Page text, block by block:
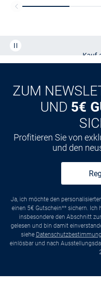
ZUM
UND 5€
Profitieren Sie von
und den
Ja, ich möchte den
einen 5€ Gutschein** sichern. Ich
insbesondere den Abschnitt
gelesen und bin damit
siehe
einlösbar und nach